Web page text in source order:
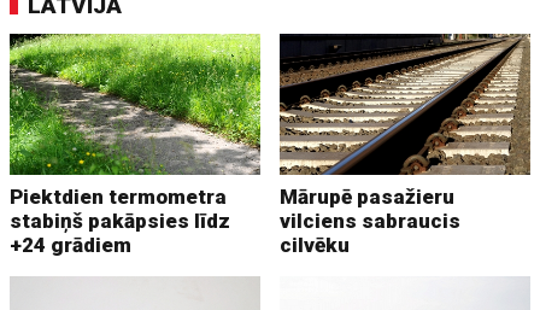
Piektdien termometra
stabiņš pakāpsies līdz
+24 grādiem
Mārupē pasažieru
vilciens sabraucis
cilvēku